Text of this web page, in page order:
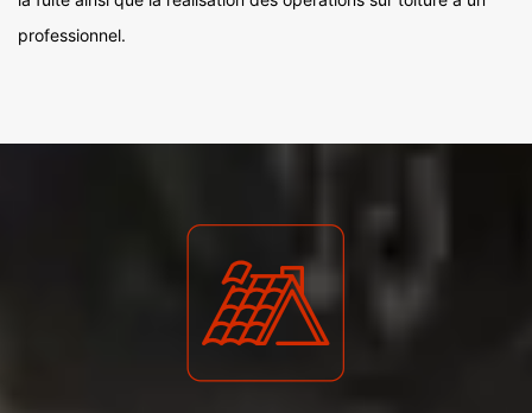
professionnel.